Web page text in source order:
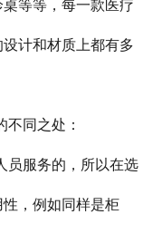
等等，每一款医疗
计和材质上都有多
不同之处：
员服务的，所以在选
，例如同样是柜